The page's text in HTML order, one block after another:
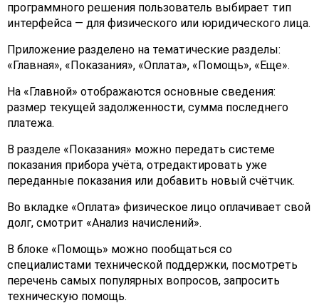
программного решения пользователь выбирает тип
интерфейса — для физического или юридического лица.
Приложение разделено на тематические разделы:
«Главная», «Показания», «Оплата», «Помощь», «Еще».
На «Главной» отображаются основные сведения:
размер текущей задолженности, сумма последнего
платежа.
В разделе «Показания» можно передать системе
показания прибора учёта, отредактировать уже
переданные показания или добавить новый счётчик.
Во вкладке «Оплата» физическое лицо оплачивает свой
долг, смотрит «Анализ начислений».
В блоке «Помощь» можно пообщаться со
специалистами технической поддержки, посмотреть
перечень самых популярных вопросов, запросить
техническую помощь.